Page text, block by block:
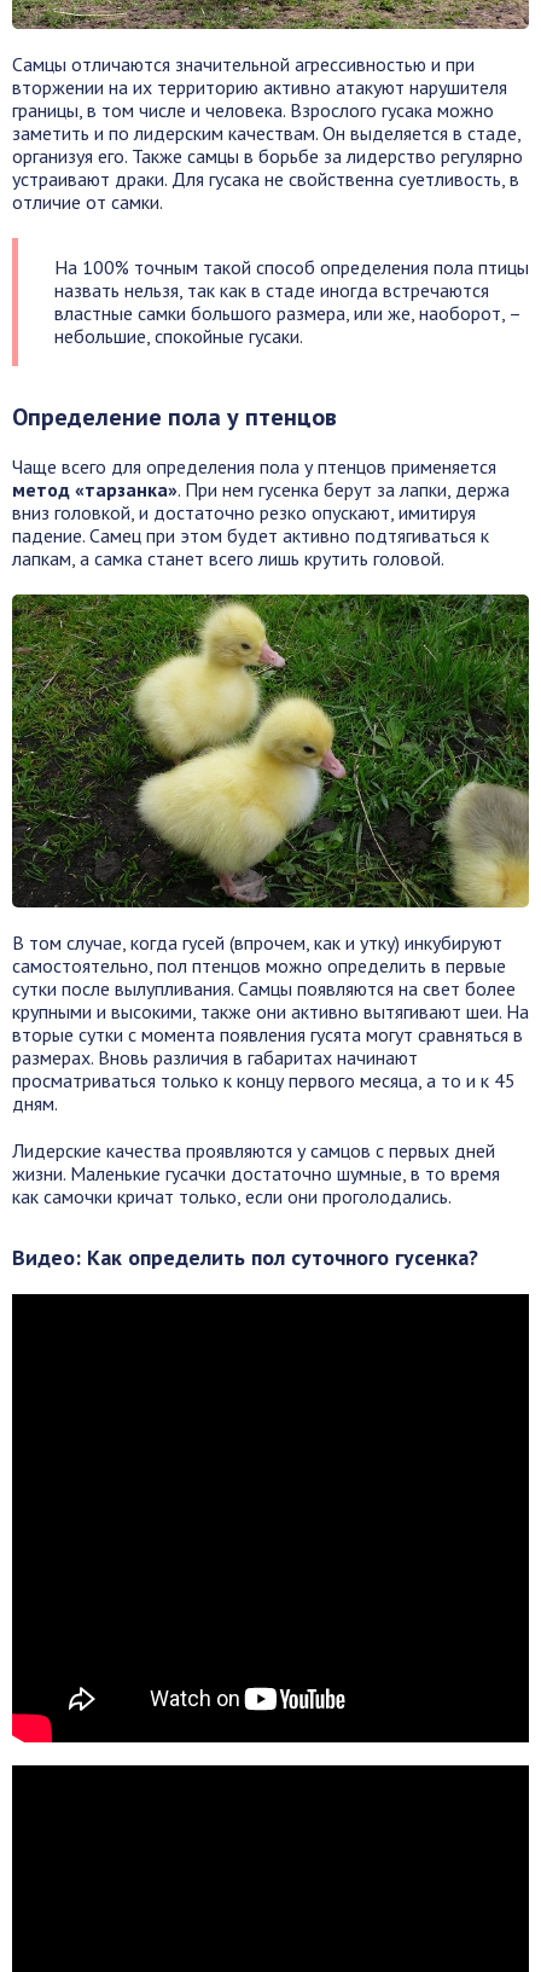
Самцы отличаются значительной агрессивностью и при
вторжении на их территорию активно атакуют нарушителя
границы, в том числе и человека. Взрослого гусака можно
заметить и по лидерским качествам. Он выделяется в стаде,
организуя его. Также самцы в борьбе за лидерство регулярно
устраивают драки. Для гусака не свойственна суетливость, в
отличие от самки.
На 100% точным такой способ определения пола птицы
назвать нельзя, так как в стаде иногда встречаются
властные самки большого размера, или же, наоборот, –
небольшие, спокойные гусаки.
Определение пола у птенцов
Чаще всего для определения пола у птенцов применяется
метод «тарзанка». При нем гусенка берут за лапки, держа
вниз головкой, и достаточно резко опускают, имитируя
падение. Самец при этом будет активно подтягиваться к
лапкам, а самка станет всего лишь крутить головой.
В том случае, когда гусей (впрочем, как и утку) инкубируют
самостоятельно, пол птенцов можно определить в первые
сутки после вылупливания. Самцы появляются на свет более
крупными и высокими, также они активно вытягивают шеи. На
вторые сутки с момента появления гусята могут сравняться в
размерах. Вновь различия в габаритах начинают
просматриваться только к концу первого месяца, а то и к 45
дням.
Лидерские качества проявляются у самцов с первых дней
жизни. Маленькие гусачки достаточно шумные, в то время
как самочки кричат только, если они проголодались.
Видео: Как определить пол суточного гусенка?